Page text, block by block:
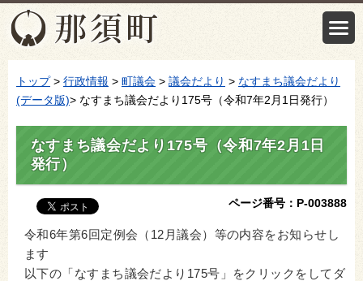
トップ> 行政情報 > 町議会 > 議会だより > なすまち議会だより
(データ版)> なすまち議会だより175号（令和7年2月1日発行）
なすまち議会だより175号（令和7年2月1日
発行）
ページ番号：P-003888
令和6年第6回定例会（12月議会）等の内容をお知らせし
ます
以下の「なすまち議会だより175号」をクリックをしてダ